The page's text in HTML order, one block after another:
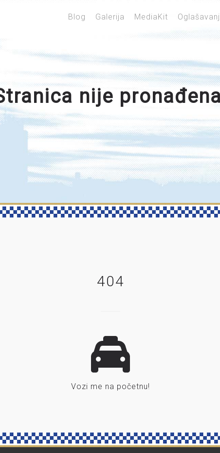
Blog Galerija MediaKit
nije
404
Vozi me na početnu!